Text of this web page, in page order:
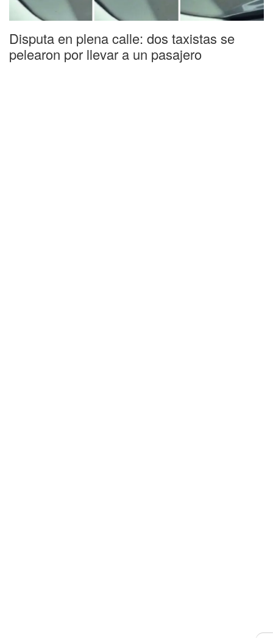
Disputa en plena calle: dos taxistas se
pelearon por llevar a un pasajero